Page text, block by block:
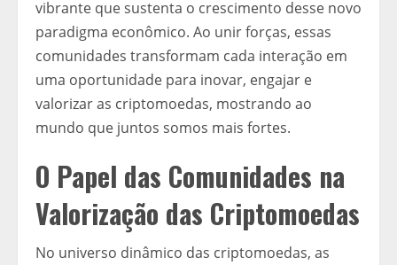
vibrante que sustenta o crescimento desse novo
paradigma econômico. Ao unir forças, essas
comunidades transformam cada interação em
uma oportunidade para inovar, engajar e
valorizar as criptomoedas, mostrando ao
mundo que juntos somos mais fortes.
O Papel das Comunidades na
Valorização das Criptomoedas
No universo dinâmico das criptomoedas, as